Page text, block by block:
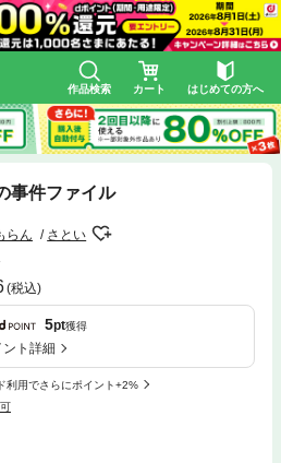
作品検索 カート はじめての方へ
事件ファイル
らん さとい
(税込)
5pt獲得
ント詳細
利用でさらにポイント+2%